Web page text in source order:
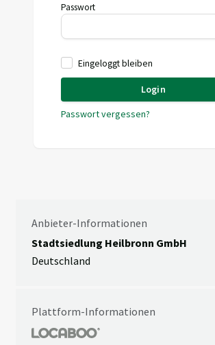
Passwort
Eingeloggt bleiben
Login
Passwort vergessen?
Anbieter-Informationen
Stadtsiedlung Heilbronn GmbH
Deutschland
Plattform-Informationen